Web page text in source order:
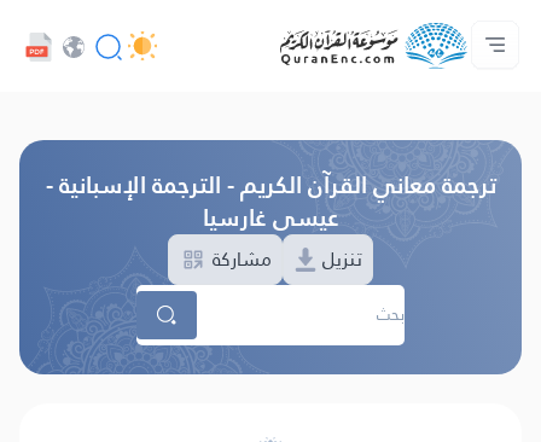
الرئيسية
فهرس التراجم
الصوتيات
خدمات المطورين - API
حول المشروع
تواصل معنا
اللغة
ترجمة معاني القرآن الكريم - الترجمة الإسبانية -
عيسى غارسيا
تنزيل مشاركة